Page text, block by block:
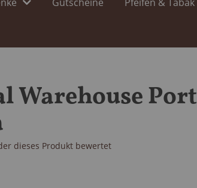
Warehouse Port
dieses Produkt bewertet